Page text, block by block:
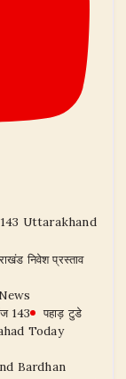
Uttarakhand
निवेश प्रस्ताव
143
पहाड़ टुडे
Today
Bardhan